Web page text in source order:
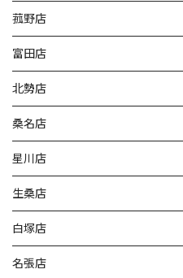
菰野店
富田店
北勢店
桑名店
星川店
生桑店
白塚店
名張店